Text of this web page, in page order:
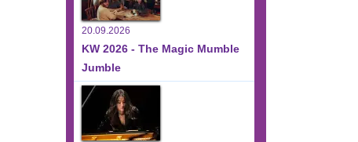
20.09.2026
KW 2026 - The Magic Mumble
Jumble